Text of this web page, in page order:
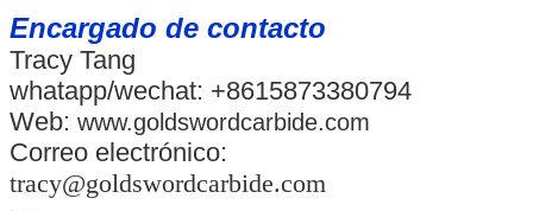
Encargado de contacto
Tracy Tang
whatapp/wechat: +8615873380794
Web: www.goldswordcarbide.com
Correo electrónico:
tracy@goldswordcarbide.com